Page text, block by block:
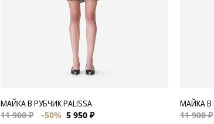
МАЙКА В РУБЧИК PALISSA
11 900 ₽
-50% 5 950 ₽
МАЙКА В
11 900 ₽